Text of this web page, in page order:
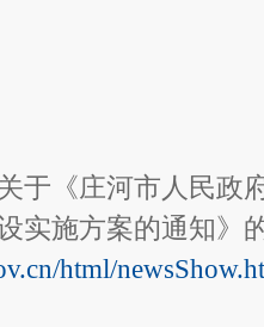
于《庄河市人民政
实施方案的通知》
html/